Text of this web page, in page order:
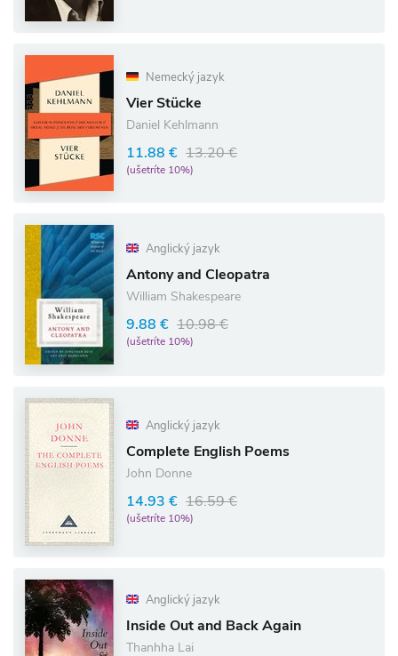
Nemecký jazyk
Vier Stücke
Daniel Kehlmann
11.88 € 13.20 €
(ušetríte 10%)
Anglický jazyk
Antony and Cleopatra
William Shakespeare
9.88 € 10.98 €
(ušetríte 10%)
Anglický jazyk
Complete English Poems
John Donne
14.93 € 16.59 €
(ušetríte 10%)
Anglický jazyk
Inside Out and Back Again
Thanhha Lai